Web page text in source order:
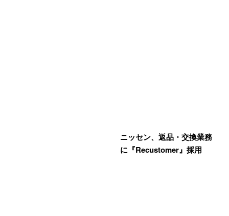
ニッセン、返品・交換業務
に『Recustomer』採用